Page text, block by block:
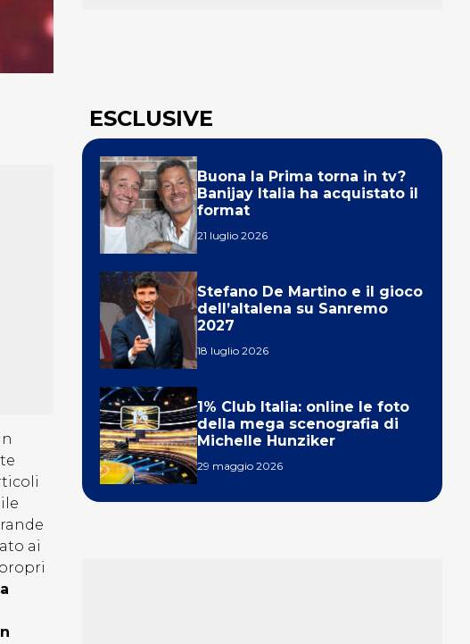
ai
ESCLUSIVE
Buona la Prima torna in tv?
Banijay Italia ha acquistato il
format
21 luglio 2026
Stefano De Martino e il gioco
dell’altalena su Sanremo
2027
18 luglio 2026
1% Club Italia: online le foto
della mega scenografia di
Michelle Hunziker
29 maggio 2026